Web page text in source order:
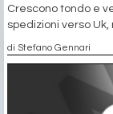
Crescono tondo e
spedizioni verso
di Stefano Gennari